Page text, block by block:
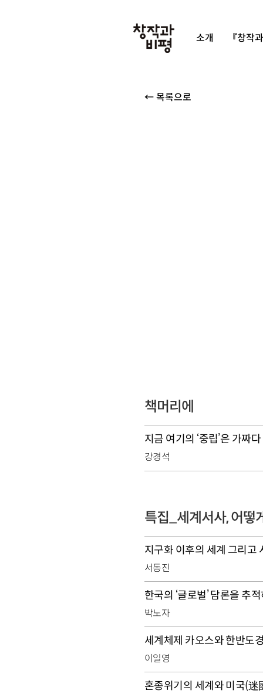
소개 『창작
← 목록으로
책머리에
지금 여기의 ‘중립’은 가짜다
강경석
특집_세계서사, 어떻
지구화 이후의 세계 그리고
서동진
한국의 ‘글로벌’ 담론을 추
박노자
세계체제 카오스와 한반도
이일영
혼종위기의 세계와 미국(迷